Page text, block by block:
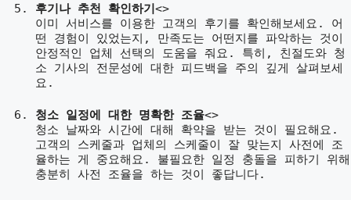
후기나 추천 확인하기<>
이미 서비스를 이용한 고객의 후기를 확인해보세요. 어
떤 경험이 있었는지, 만족도는 어떤지를 파악하는 것이
안정적인 업체 선택의 도움을 줘요. 특히, 친절도와 청
소 기사의 전문성에 대한 피드백을 주의 깊게 살펴보세
요.
청소 일정에 대한 명확한 조율<>
청소 날짜와 시간에 대해 확약을 받는 것이 필요해요.
고객의 스케줄과 업체의 스케줄이 잘 맞는지 사전에 조
율하는 게 중요해요. 불필요한 일정 충돌을 피하기 위해
충분히 사전 조율을 하는 것이 좋답니다.